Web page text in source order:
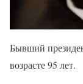
Бывший
возрасте 95 лет.